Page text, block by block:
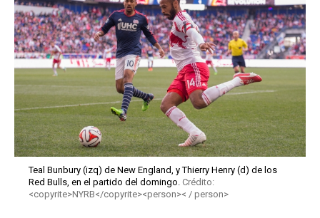
Teal Bunbury (izq) de New England, y Thierry Henry (d) de los
Red Bulls, en el partido del domingo. Crédito:
<copyrite>NYRB</copyrite><person>< / person>